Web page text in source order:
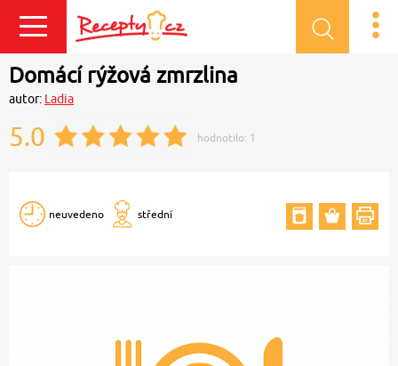
Přihlásit se
Domácí rýžová zmrzlina
autor: Ladia
5.0 hodnotilo: 1
neuvedeno střední